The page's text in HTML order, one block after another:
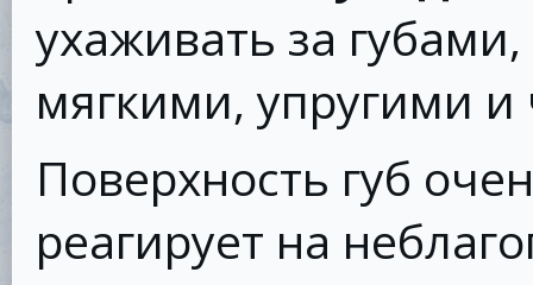
ухаживать за
мягкими, упругими
Поверхность губ
реагирует на